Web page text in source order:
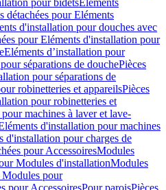
pour bidetsEléments
détachées pour Eléments
d'installation pour douches avec
pour Eléments d'installation pour
Eléments d’installation pour
séparations de douchePièces
pour séparations de
robinetteries et appareilsPièces
pour robinetteries et
machines à laver et lave-
d'installation pour machines
d'installation pour charges de
pour AccessoiresModules
Modules d'installationModules
Modules pour
pour AccessoiresPour paroisPièces